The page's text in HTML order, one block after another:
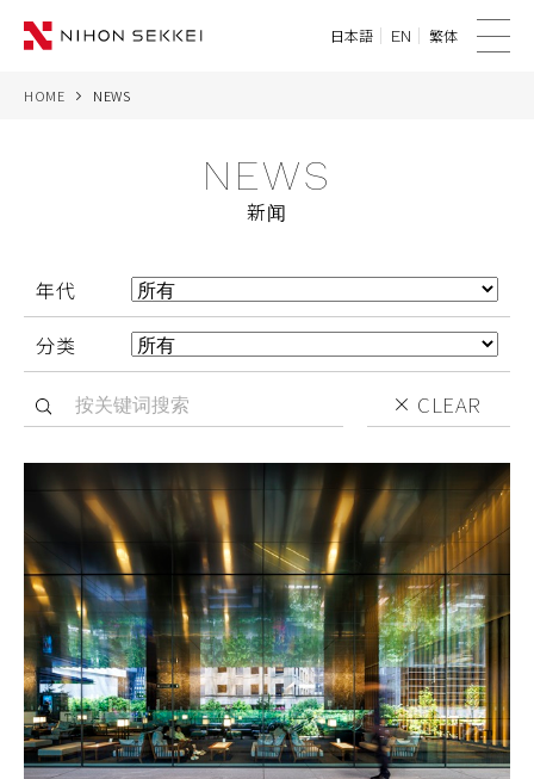
THINK
NEWS
CORPORATE
CONTACT
遵守政策 隐私策略 使用规则
日本語 EN 繁体
HOME NEWS
NEWS
新闻
年代
分类
CLEAR